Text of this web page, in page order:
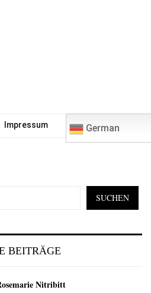
Impressum German
SUCHEN
BEITRÄGE
Nitribitt